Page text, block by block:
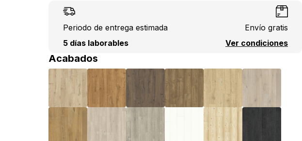
Periodo de entrega estimada
5 días laborables
Envío gratis
Ver condiciones
Acabados